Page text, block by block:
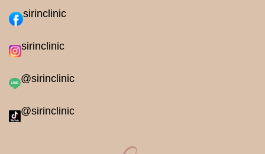
sirinclinic
sirinclinic
@sirinclinic
@sirinclinic